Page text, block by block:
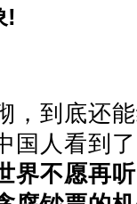
!
，到底还
国人看到
界不愿再